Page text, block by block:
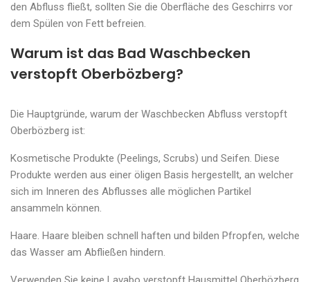
den Abfluss fließt, sollten Sie die Oberfläche des Geschirrs vor
dem Spülen von Fett befreien.
Warum ist das Bad Waschbecken
verstopft Oberbözberg?
Die Hauptgründe, warum der Waschbecken Abfluss verstopft
Oberbözberg ist:
Kosmetische Produkte (Peelings, Scrubs) und Seifen. Diese
Produkte werden aus einer öligen Basis hergestellt, an welcher
sich im Inneren des Abflusses alle möglichen Partikel
ansammeln können.
Haare. Haare bleiben schnell haften und bilden Pfropfen, welche
das Wasser am Abfließen hindern.